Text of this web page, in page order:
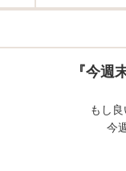
『今週
もし
今